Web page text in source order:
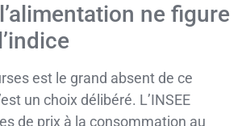
ne figure
est le grand absent de ce
un choix délibéré. L’INSEE
de prix à la consommation au